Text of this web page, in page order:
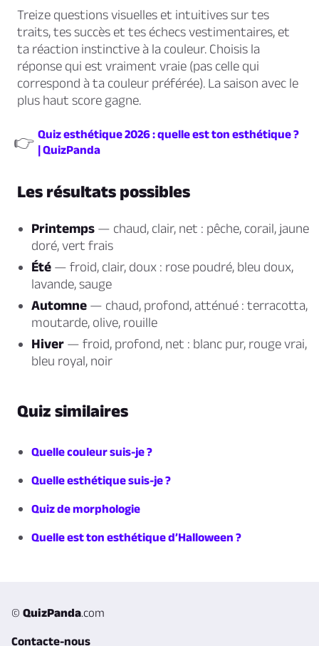
Treize questions visuelles et intuitives sur tes
traits, tes succès et tes échecs vestimentaires, et
ta réaction instinctive à la couleur. Choisis la
réponse qui est vraiment vraie (pas celle qui
correspond à ta couleur préférée). La saison avec le
plus haut score gagne.
👉 Quiz esthétique 2026 : quelle est ton esthétique ?
| QuizPanda
Les résultats possibles
Printemps — chaud, clair, net : pêche, corail, jaune
doré, vert frais
Été — froid, clair, doux : rose poudré, bleu doux,
lavande, sauge
Automne — chaud, profond, atténué : terracotta,
moutarde, olive, rouille
Hiver — froid, profond, net : blanc pur, rouge vrai,
bleu royal, noir
Quiz similaires
Quelle couleur suis-je ?
Quelle esthétique suis-je ?
Quiz de morphologie
Quelle est ton esthétique d’Halloween ?
© QuizPanda.com
Contacte-nous